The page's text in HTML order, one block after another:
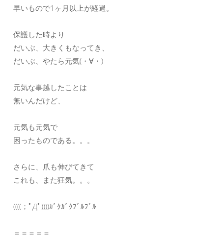
早いもので1ヶ月以上が経過。
保護した時より
だいぶ、大きくもなってき、
だいぶ、やたら元気(・∀・)
元気な事越したことは
無いんだけど、
元気も元気で
困ったものである。。。
さらに、爪も伸びてきて
これも、また狂気。。。
((((；ﾟДﾟ))))ｶﾞｸｶﾞｸﾌﾞﾙﾌﾞﾙ
＝＝＝＝＝